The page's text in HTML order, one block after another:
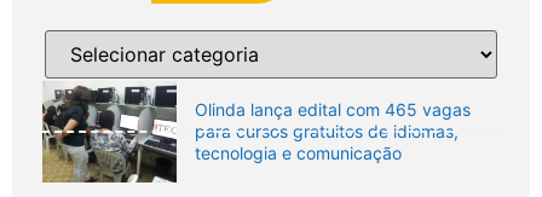
Olinda lança edital com 465 vagas
para cursos gratuitos de idiomas,
tecnologia e comunicação